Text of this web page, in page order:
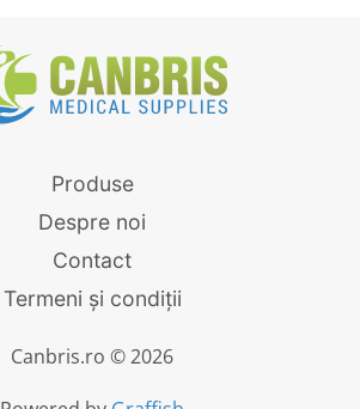
Produse
Despre noi
Contact
Termeni și condiții
Canbris.ro © 2026